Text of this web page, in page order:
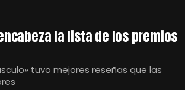
la lista de los premios
tuvo mejores reseñas que las